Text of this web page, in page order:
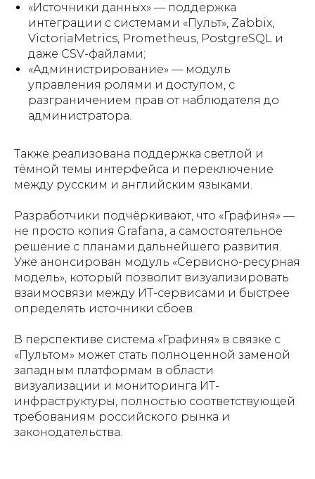
«Источники данных» — поддержка
интеграции с системами «Пульт», Zabbix,
VictoriaMetrics, Prometheus, PostgreSQL и
даже CSV-файлами;
«Администрирование» — модуль
управления ролями и доступом, с
разграничением прав от наблюдателя до
администратора.
Также реализована поддержка светлой и
тёмной темы интерфейса и переключение
между русским и английским языками.
Разработчики подчёркивают, что «Графиня» —
не просто копия Grafana, а самостоятельное
решение с планами дальнейшего развития.
Уже анонсирован модуль «Сервисно-ресурная
модель», который позволит визуализировать
взаимосвязи между ИТ-сервисами и быстрее
определять источники сбоев.
В перспективе система «Графиня» в связке с
«Пультом» может стать полноценной заменой
западным платформам в области
визуализации и мониторинга ИТ-
инфраструктуры, полностью соответствующей
требованиям российского рынка и
законодательства.